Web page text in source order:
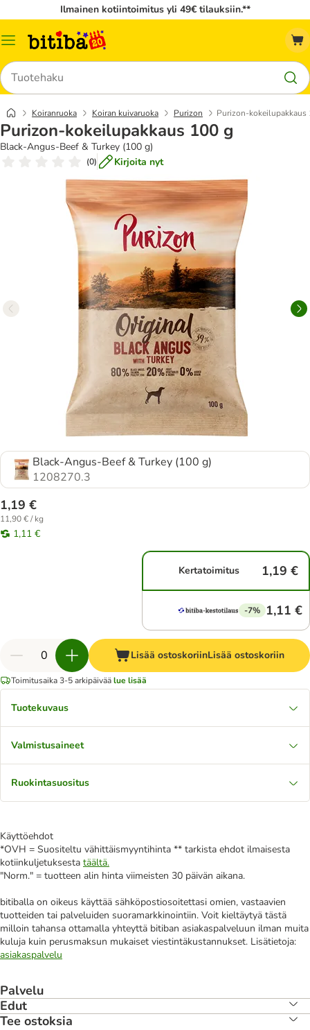
Ilmainen kotiintoimitus yli 49€ tilauksiin.**
Katalogivalikko
Hae
Koiranruoka Koiran kuivaruoka Purizon Purizon-kokeilupakkaus
Purizon-kokeilupakkaus 100 g
Black-Angus-Beef & Turkey (100 g)
(0) Kirjoita nyt
Black-Angus-Beef & Turkey (100 g)
1208270.3
1,19 €
11,90 € / kg
1,11 €
Kertatoimitus 1,19 €
-7% 1,11 €
Lisää ostoskoriinLisää ostoskoriin
Toimitusaika 3-5 arkipäiväälue lisää
Tuotekuvaus
Valmistusaineet
Ruokintasuositus
Käyttöehdot
*OVH = Suositeltu vähittäismyyntihinta ** tarkista ehdot ilmaisesta
kotiinkuljetuksesta täältä.
"Norm." = tuotteen alin hinta viimeisten 30 päivän aikana.
bitiballa on oikeus käyttää sähköpostiosoitettasi omien, vastaavien
tuotteiden tai palveluiden suoramarkkinointiin. Voit kieltäytyä tästä
milloin tahansa ottamalla yhteyttä bitiban asiakaspalveluun ilman muita
kuluja kuin perusmaksun mukaiset viestintäkustannukset. Lisätietoja:
asiakaspalvelu
Palvelu
Edut
Tee ostoksia